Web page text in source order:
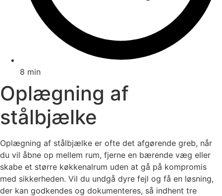
8 min
Oplægning af
stålbjælke
Oplægning af stålbjælke er ofte det afgørende greb, når
du vil åbne op mellem rum, fjerne en bærende væg eller
skabe et større køkkenalrum uden at gå på kompromis
med sikkerheden. Vil du undgå dyre fejl og få en løsning,
der kan godkendes og dokumenteres, så indhent tre